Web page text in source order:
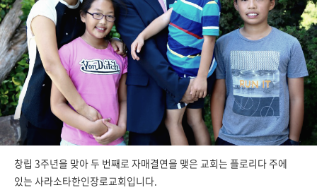
창립 3주년을 맞아 두 번째로 자매결연을 맺은 교회는 플로리다 주에
있는 사라소타한인장로교회입니다.